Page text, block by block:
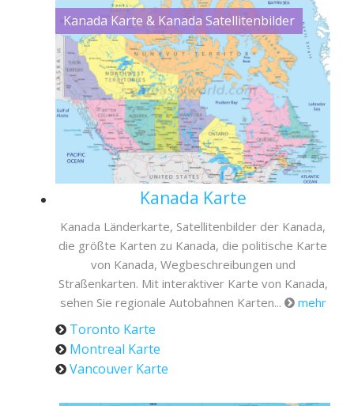
Kanada Karte & Kanada Satellitenbilder
Kanada Karte
Kanada Länderkarte, Satellitenbilder der Kanada,
die größte Karten zu Kanada, die politische Karte
von Kanada, Wegbeschreibungen und
Straßenkarten. Mit interaktiver Karte von Kanada,
sehen Sie regionale Autobahnen Karten...
mehr
Toronto Karte
Montreal Karte
Vancouver Karte